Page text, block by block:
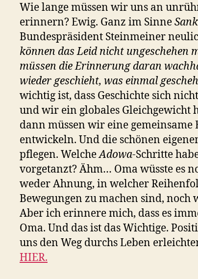
Wie lange müssen wir uns an
erinnern? Ewig. Ganz im Sinne
Bundespräsident Steinmeiner
können das Leid nicht ungeschehen
müssen die Erinnerung daran
wieder geschieht, was einmal
wichtig ist, dass Geschichte sich
und wir ein globales Gleichgewicht
dann müssen wir eine
entwickeln. Und die schönen
pflegen. WelcheAdowa-Schritte
vorgetanzt? Ähm… Oma wüsste es
weder Ahnung, in welcher
Bewegungen zu machen sind, noch
Aber ich erinnere mich, dass es
Oma. Und das ist das Wichtige.
uns den Weg durchs Leben
HIER.